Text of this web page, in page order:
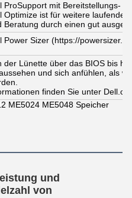
ProSupport mit Bereitstellungs-
Optimize ist für weitere laufende
Beratung durch einen gut
Power Sizer (https://
der Lünette über das BIOS bis
und sich anfühlen, als
finden Sie unter
ME5024 ME5048 Speicher
und
von